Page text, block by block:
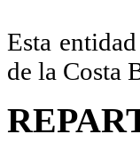
Esta
de la Costa